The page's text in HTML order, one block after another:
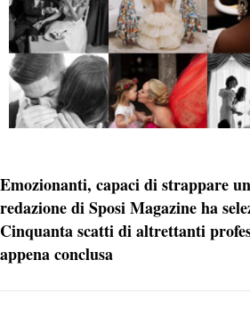
Emozionanti, capaci di strappare
redazione di Sposi Magazine ha
Cinquanta scatti di altrettanti
appena conclusa